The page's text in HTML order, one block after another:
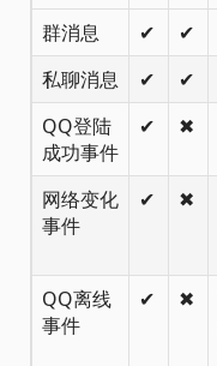
群消息
✔
✔
私聊消息
✔
✔
QQ登陆
成功事件
✔ ✖
网络变化
事件
✔ ✖
QQ离线
事件
✔ ✖